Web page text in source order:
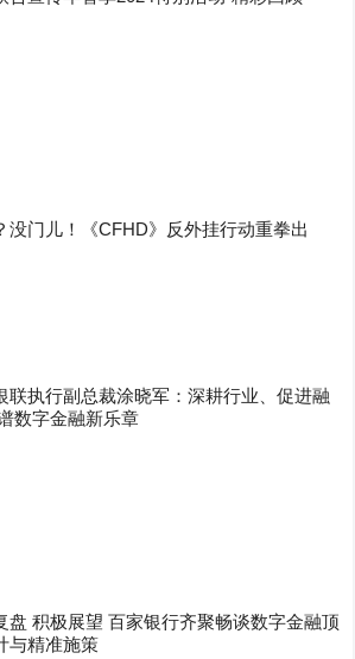
没门儿！《CFHD》反外挂行动重拳出
联执行副总裁涂晓军：深耕行业、促进融
数字金融新乐章
盘 积极展望 百家银行齐聚畅谈数字金融顶
与精准施策